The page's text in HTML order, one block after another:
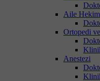
Aile
Ortopedi
Anestezi